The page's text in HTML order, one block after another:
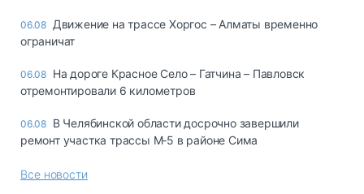
06.08 Движение на трассе Хоргос – Алматы временно
ограничат
06.08 На дороге Красное Село – Гатчина – Павловск
отремонтировали 6 километров
06.08 В Челябинской области досрочно завершили
ремонт участка трассы М‑5 в районе Сима
Все новости